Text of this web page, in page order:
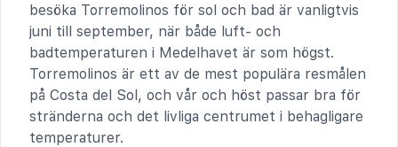
besöka Torremolinos för sol och bad är vanligtvis
juni till september, när både luft- och
badtemperaturen i Medelhavet är som högst.
Torremolinos är ett av de mest populära resmålen
på Costa del Sol, och vår och höst passar bra för
stränderna och det livliga centrumet i behagligare
temperaturer.